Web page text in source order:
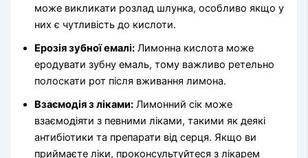
може викликати розлад шлунка, особливо якщо у
них є чутливість до кислоти.
Ерозія зубної емалі: Лимонна кислота може
еродувати зубну емаль, тому важливо ретельно
полоскати рот після вживання лимона.
Взаємодія з ліками: Лимонний сік може
взаємодіяти з певними ліками, такими як деякі
антибіотики та препарати від серця. Якщо ви
приймаєте ліки, проконсультуйтеся з лікарем